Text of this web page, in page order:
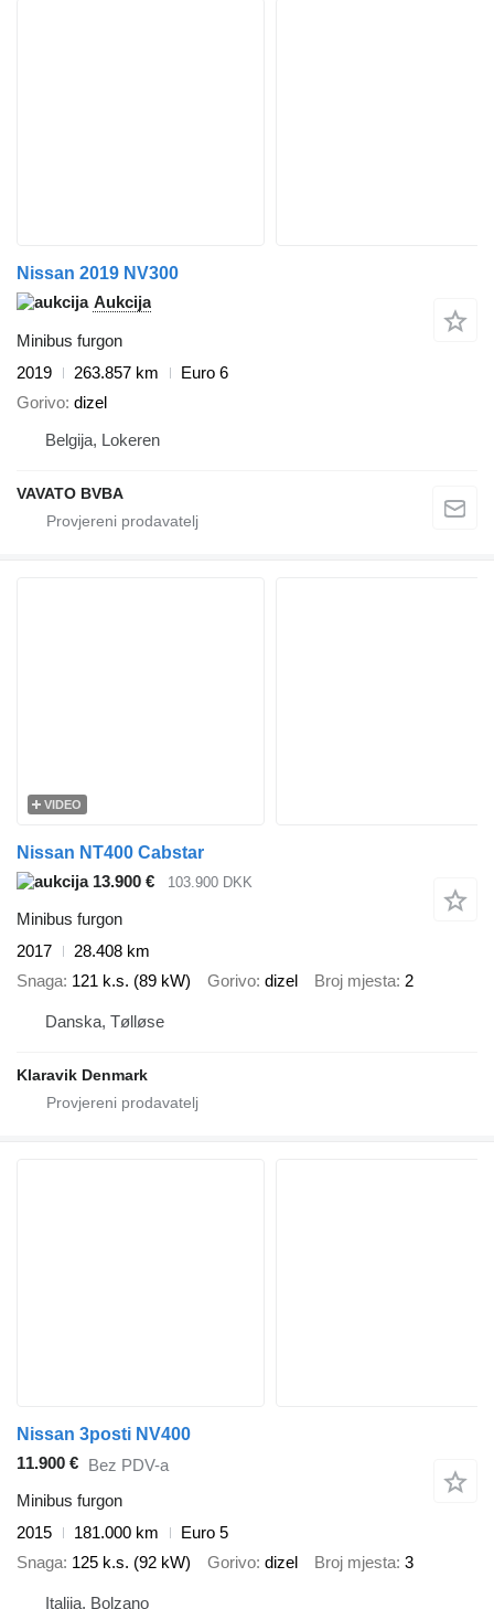
Nissan 2019 NV300
Aukcija
Minibus furgon
2019
263.857 km
Euro 6
Gorivo dizel
Belgija, Lokeren
VAVATO BVBA
VIDEO
Nissan NT400 Cabstar
13.900 €
103.900 DKK
Minibus furgon
2017
28.408 km
Snaga 121 k.s. (89 kW) Gorivo dizel Broj mjesta 2
Danska, Tølløse
Klaravik Denmark
Nissan 3posti NV400
11.900 € Bez PDV-a
Minibus furgon
2015
181.000 km
Euro 5
Snaga 125 k.s. (92 kW) Gorivo dizel Broj mjesta 3
Italija, Bolzano